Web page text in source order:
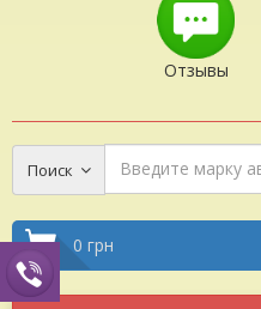
Отзывы
Поиск
0 грн